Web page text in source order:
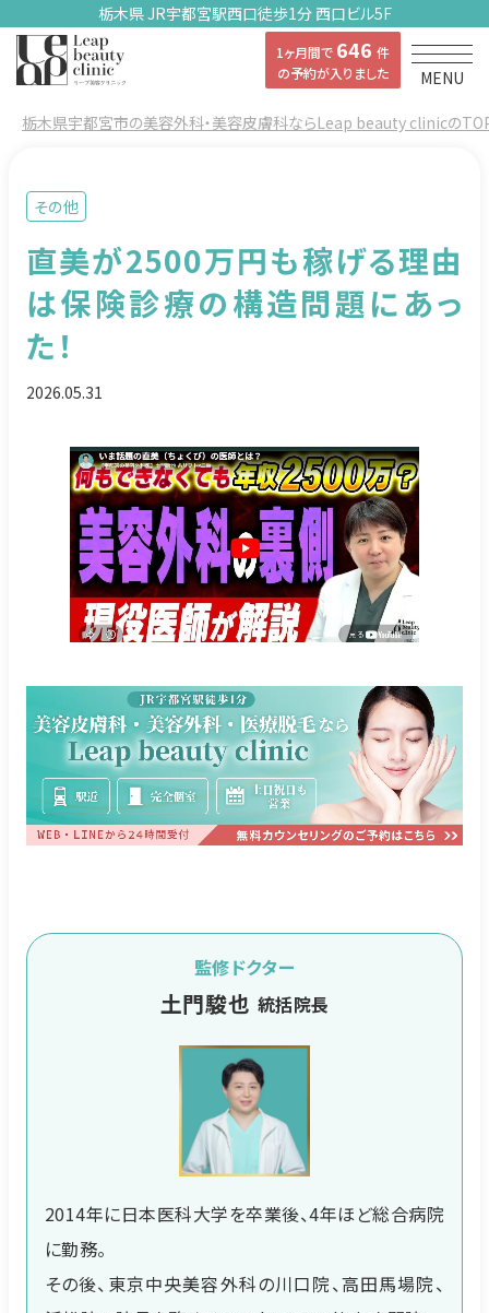
栃木県 JR宇都宮駅西口徒歩1分 西口ビル5F
1ヶ月間で 646 件
の予約が入りました
MENU
栃木県宇都宮市の美容外科・美容皮膚科ならLeap beauty clinicの
その他
直美が2500万円も稼げる理由
は保険診療の構造問題にあっ
た！
2026.05.31
監修ドクター
土門駿也 統括院長
2014年に日本医科大学を卒業後、4年ほど総合病院
に勤務。
その後、東京中央美容外科の川口院、高田馬場院、